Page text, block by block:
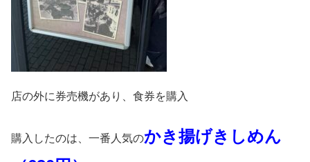
店の外に券売機があり、食券を購入
購入したのは、一番人気のかき揚げきしめん